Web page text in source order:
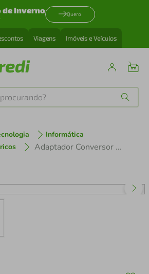
de inverno Quero
Viagens Imóveis e Veículos
Informática
Adaptador Conversor USB 3.1 Type C Thunderbolt 3.0 x HDMI USB 3 Tipo C